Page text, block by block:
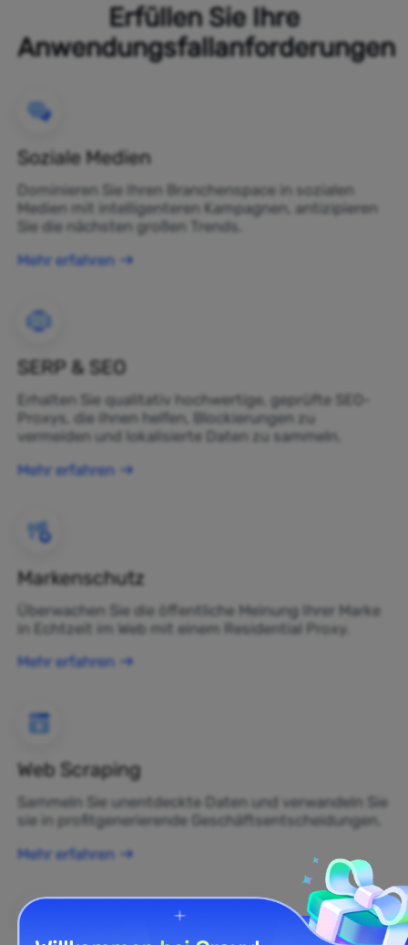
Erfüllen Sie Ihre
Anwendungsfallanforderungen
Soziale Medien
Dominieren Sie Ihren Branchenspace in sozialen
Medien mit intelligenteren Kampagnen, antizipieren
Sie die nächsten großen Trends.
Mehr erfahren
SERP & SEO
Erhalten Sie qualitativ hochwertige, geprüfte SEO-
Proxys, die Ihnen helfen, Blockierungen zu
vermeiden und lokalisierte Daten zu sammeln.
Mehr erfahren
Markenschutz
Überwachen Sie die öffentliche Meinung Ihrer Marke
in Echtzeit im Web mit einem Residential Proxy.
Mehr erfahren
Web Scraping
Sammeln Sie unentdeckte Daten und verwandeln Sie
sie in profitgenerierende Geschäftsentscheidungen.
Mehr erfahren